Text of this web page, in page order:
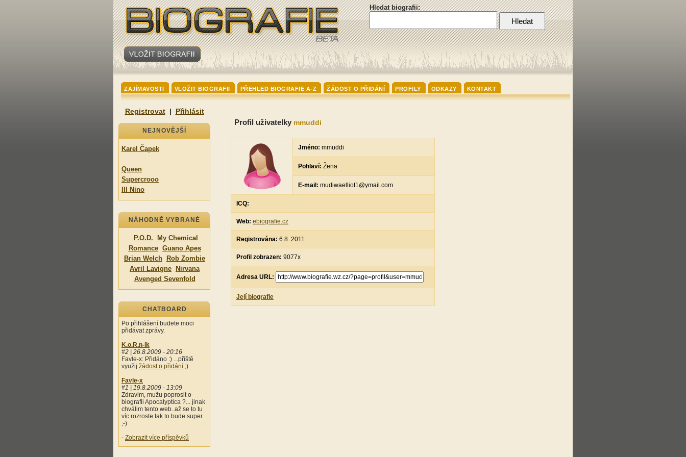
Hledat biografii:
ZAJÍMAVOSTI VLOŽIT BIOGRAFII PŘEHLED BIOGRAFIE A-Z ŽÁDOST O PŘIDÁNÍ PROFILY ODKAZY KONTAKT
Registrovat| Přihlásit
NEJNOVĚJŠÍ
Karel Čapek
Queen
Supercrooo
Ill Nino
NÁHODNĚ VYBRANÉ
P.O.D.
My Chemical
Romance Guano Apes
Brian Welch
Rob Zombie
Avril Lavigne
Nirvana
Avenged Sevenfold
CHATBOARD
Po přihlášení budete moci
přidávat zprávy.
K.o.R.n-ik
#2 | 26.8.2009 - 20:16
Favle-x: Přidáno :) ...příště
využij žádost o přidání ;)
Favle-x
#1 | 19.8.2009 - 13:09
Zdravim, mužu poprosit o
biografii Apocalyptica ?... jinak
chválim tento web..až se to tu
víc rozroste tak to bude super
;-)
- Zobrazit více příspěvků
Profil uživatelky mmuddi
Jméno: mmuddi
Pohlaví: Žena
E-mail: mudiwaelliot1@ymail.com
ICQ:
Web: ebiografie.cz
Registrována: 6.8. 2011
Profil zobrazen: 9077x
Adresa URL:
Její biografie